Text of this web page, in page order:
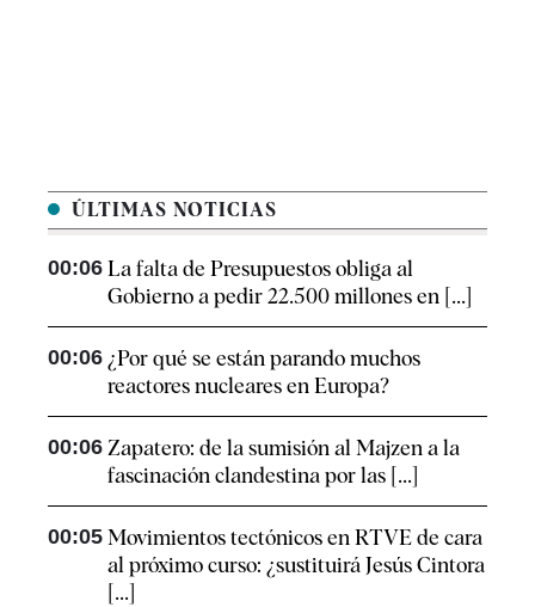
ÚLTIMAS NOTICIAS
00:06 La falta de Presupuestos obliga al
Gobierno a pedir 22.500 millones en [...]
00:06 ¿Por qué se están parando muchos
reactores nucleares en Europa?
00:06 Zapatero: de la sumisión al Majzen a la
fascinación clandestina por las [...]
00:05 Movimientos tectónicos en RTVE de cara
al próximo curso: ¿sustituirá Jesús Cintora
[...]